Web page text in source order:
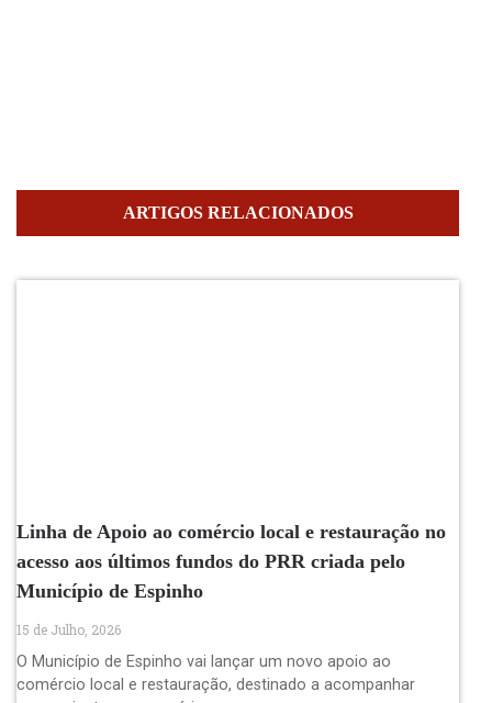
ARTIGOS RELACIONADOS
Linha de Apoio ao comércio local e restauração no
acesso aos últimos fundos do PRR criada pelo
Município de Espinho
15 de Julho, 2026
O Município de Espinho vai lançar um novo apoio ao
comércio local e restauração, destinado a acompanhar